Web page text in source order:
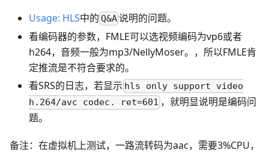
Usage: HLS中的 Q&A说明的问题。
看编码器的参数，FMLE可以选视频编码为vp6或者
h264，音频一般为mp3/NellyMoser。，所以FMLE肯
定推流是不符合要求的。
看SRS的日志，若显示 hls only support video
h.264/avc codec. ret=601 ，就明显说明是编码问
题。
备注：在虚拟机上测试，一路流转码为aac，需要3%CPU，